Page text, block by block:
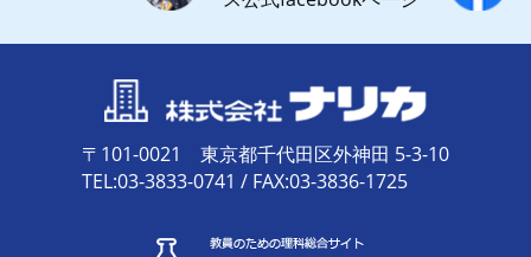
〒101-0021 東京都千代田区外神田 5-3-10
TEL:03-3833-0741 / FAX:03-3836-1725